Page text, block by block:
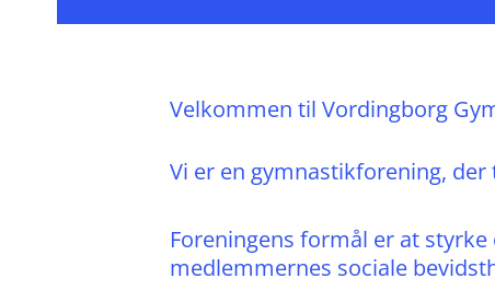
Velkommen til Vordingborg
Vi er en gymnastikforening,
Foreningens formål er at
medlemmernes sociale